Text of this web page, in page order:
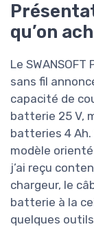
qu’on
Le
sans fil
capacité de
batterie 25 V,
batteries 4 Ah.
modèle
j’ai reçu
chargeur, le
batterie à la
quelques